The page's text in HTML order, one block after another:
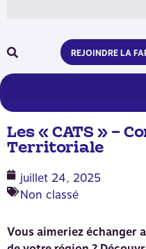
REJOINDRE LA
Les « CATS » –
Territoriale
juillet 24, 2025
Non classé
Vous aimeriez échanger